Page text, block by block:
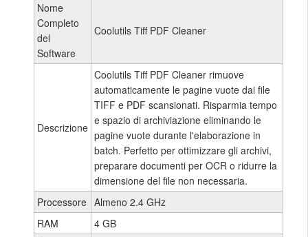
Nome
Completo
del
Software
Coolutils Tiff PDF Cleaner
Descrizione
Coolutils Tiff PDF Cleaner rimuove
automaticamente le pagine vuote dai file
TIFF e PDF scansionati. Risparmia tempo
e spazio di archiviazione eliminando le
pagine vuote durante l'elaborazione in
batch. Perfetto per ottimizzare gli archivi,
preparare documenti per OCR o ridurre la
dimensione del file non necessaria.
Processore Almeno 2.4 GHz
RAM
4 GB